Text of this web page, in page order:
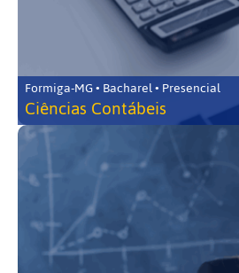
Formiga-MG • Bacharel • Presencial
Ciências Contábeis